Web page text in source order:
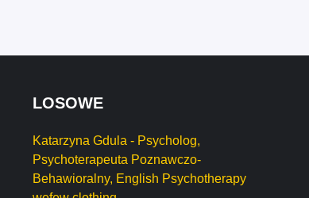
LOSOWE
Katarzyna Gdula - Psycholog,
Psychoterapeuta Poznawczo-
Behawioralny, English Psychotherapy